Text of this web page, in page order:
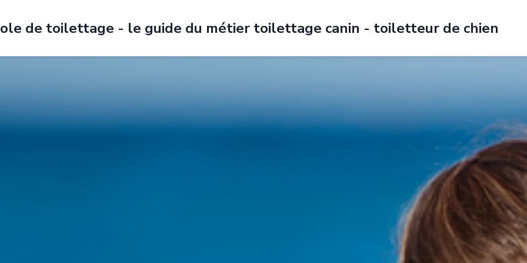
de toilettage - le guide du métier toilettage canin - toiletteur de chien